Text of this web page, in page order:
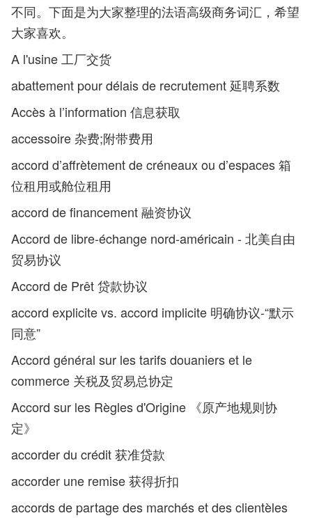
不同。下面是为大家整理的法语高级商务词汇，希望
大家喜欢。
A l'usine 工厂交货
abattement pour délais de recrutement 延聘系数
Accès à l’information 信息获取
accessoire 杂费;附带费用
accord d’affrètement de créneaux ou d’espaces 箱
位租用或舱位租用
accord de financement 融资协议
Accord de libre-échange nord-américain - 北美自由
贸易协议
Accord de Prêt 贷款协议
accord explicite vs. accord implicite 明确协议-“默示
同意”
Accord général sur les tarifs douaniers et le
commerce 关税及贸易总协定
Accord sur les Règles d'Origine 《原产地规则协
定》
accorder du crédit 获准贷款
accorder une remise 获得折扣
accords de partage des marchés et des clientèles